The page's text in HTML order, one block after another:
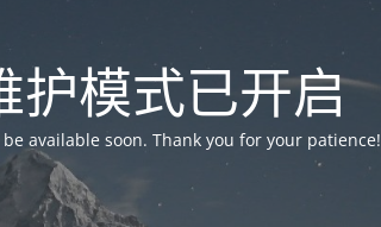
护模式已开启
available soon. Thank you for your patience!